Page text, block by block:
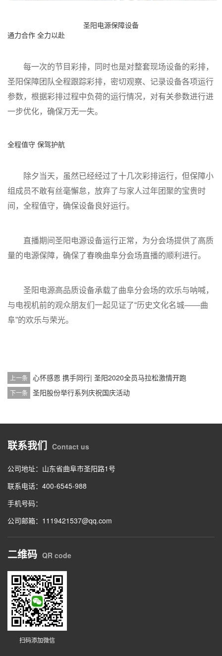
圣阳电源保障设备
通力合作 全力以赴
每一次的节目彩排，同时也是对整套现场设备的彩排，
圣阳保障团队全程跟踪彩排，密切观察、记录设备各项运行
参数，根据彩排过程中负荷的运行情况，对有关参数进行进
一步优化，确保万无一失。
全程值守 保驾护航
除夕当天，虽然已经经过了十几次彩排运行，但保障小
组成员不敢有丝毫懈怠，放弃了与家人过年团聚的宝贵时
间，全程值守，确保设备良好运行。
直播期间圣阳电源设备运行正常，为分会场提供了高质
量的电源保障，确保了春晚曲阜分会场直播的顺利进行。
圣阳电源高品质设备承载了曲阜分会场的欢乐与呐喊，
与电视机前的观众朋友们一起见证了“历史文化名城——曲
阜”的欢乐与荣光。
上一条 心怀感恩 携手同行| 圣阳2020全员马拉松激情开跑
下一条 圣阳股份举行系列庆祝国庆活动
联系我们 Contact us
公司地址：山东省曲阜市圣阳路1号
联系电话：400-6545-988
手机号码：
公司邮箱：1119421537@qq.com
二维码 QR code
扫码添加微信